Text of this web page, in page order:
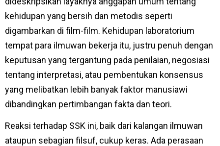
kehidupan yang bersih dan metodis seperti
digambarkan di film-film. Kehidupan laboratorium
tempat para ilmuwan bekerja itu, justru penuh dengan
keputusan yang tergantung pada penilaian, negosiasi
tentang interpretasi, atau pembentukan konsensus
yang melibatkan lebih banyak faktor manusiawi
dibandingkan pertimbangan fakta dan teori.
Reaksi terhadap SSK ini, baik dari kalangan ilmuwan
ataupun sebagian filsuf, cukup keras. Ada perasaan